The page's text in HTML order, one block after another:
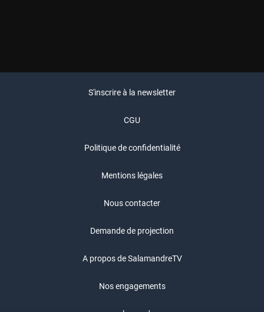
S'inscrire à la newsletter
CGU
Politique de confidentialité
Mentions légales
Nous contacter
Demande de projection
A propos de SalamandreTV
Nos engagements